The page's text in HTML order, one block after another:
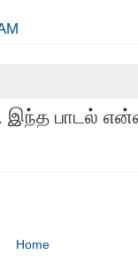
இந்த பாடல்
Home